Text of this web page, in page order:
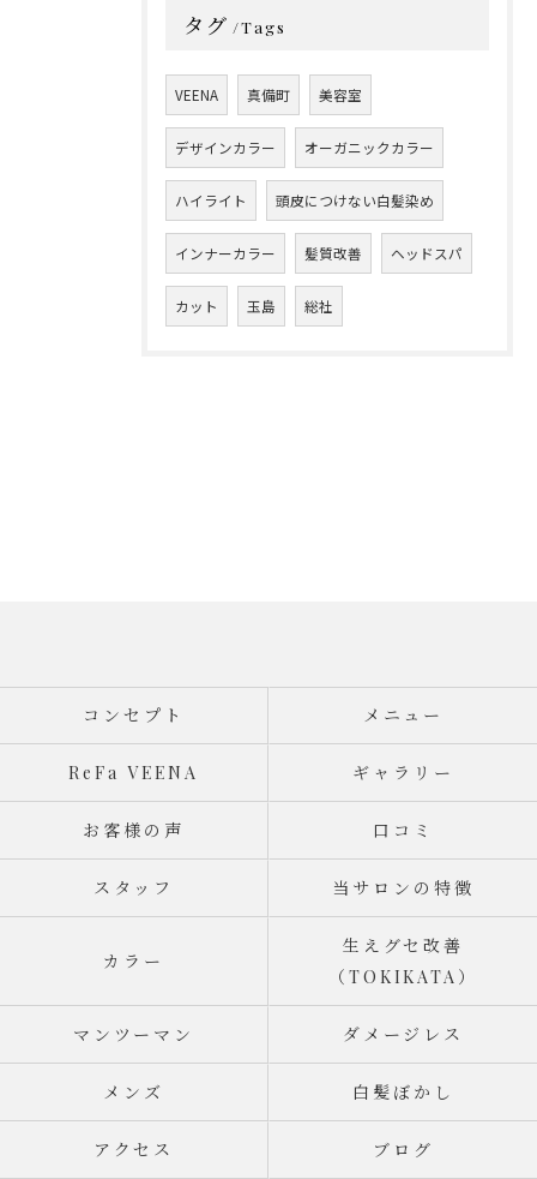
タグ Tags
VEENA 真備町 美容室
デザインカラー オーガニックカラー
ハイライト 頭皮につけない白髪染め
インナーカラー 髪質改善 ヘッドスパ
カット 玉島 総社
コンセプト メニュー
ReFa VEENA ギャラリー
お客様の声 口コミ
スタッフ 当サロンの特徴
カラー
生えグセ改善
（TOKIKATA）
マンツーマン ダメージレス
メンズ 白髪ぼかし
アクセス ブログ